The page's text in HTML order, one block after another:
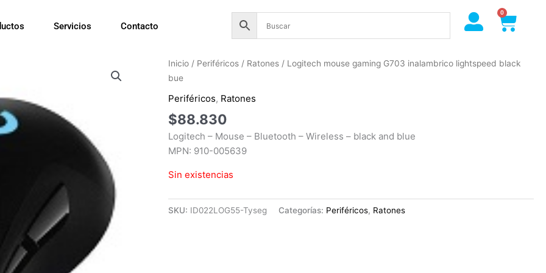
Servicios Contacto
0
Cart
Inicio / Periféricos / Ratones / Logitech mouse gaming G703 inalambrico lightspeed black
bue
Periféricos, Ratones
$88.830
Logitech – Mouse – Bluetooth – Wireless – black and blue
MPN: 910-005639
Sin existencias
SKU: ID022LOG55-Tyseg Categorías: Periféricos, Ratones